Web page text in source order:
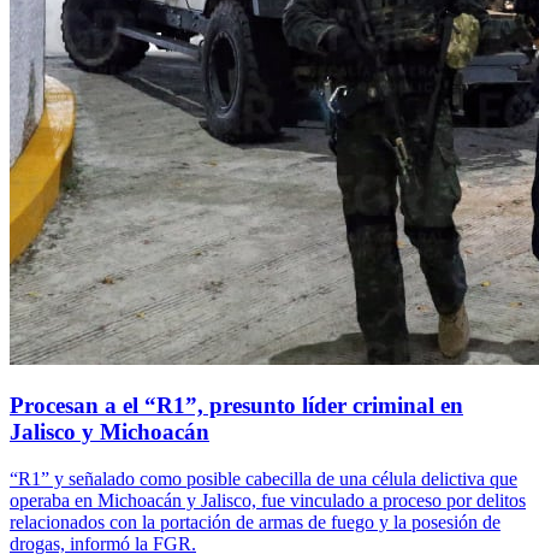
Procesan a el “R1”, presunto líder criminal en
Jalisco y Michoacán
“R1” y señalado como posible cabecilla de una célula delictiva que
operaba en Michoacán y Jalisco, fue vinculado a proceso por delitos
relacionados con la portación de armas de fuego y la posesión de
drogas, informó la FGR.